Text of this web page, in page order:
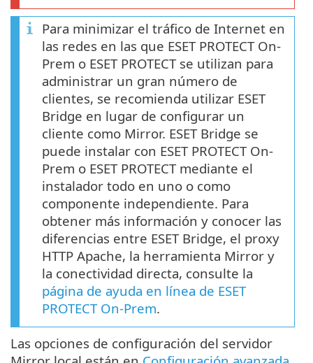
Para minimizar el tráfico de Internet en
las redes en las que ESET PROTECT On-
Prem o ESET PROTECT se utilizan para
administrar un gran número de
clientes, se recomienda utilizar ESET
Bridge en lugar de configurar un
cliente como Mirror. ESET Bridge se
puede instalar con ESET PROTECT On-
Prem o ESET PROTECT mediante el
instalador todo en uno o como
componente independiente. Para
obtener más información y conocer las
diferencias entre ESET Bridge, el proxy
HTTP Apache, la herramienta Mirror y
la conectividad directa, consulte la
página de ayuda en línea de ESET
PROTECT On-Prem.
Las opciones de configuración del servidor